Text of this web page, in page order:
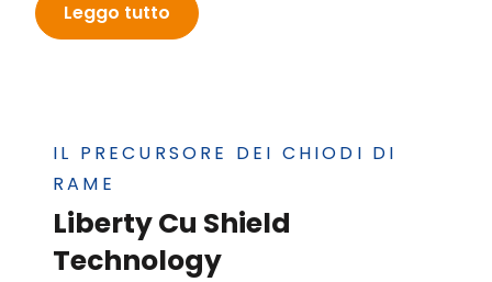
Leggo tutto
IL PRECURSORE DEI CHIODI DI
RAME
Liberty Cu Shield
Technology